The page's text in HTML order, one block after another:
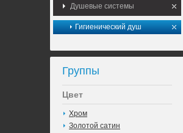
Душевые системы
Гигиенический душ
Группы
Цвет
Хром
Золотой сатин